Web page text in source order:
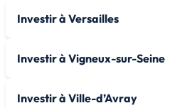
Investir à Versailles
Investir à Vigneux-sur-Seine
Investir à Ville-d’Avray